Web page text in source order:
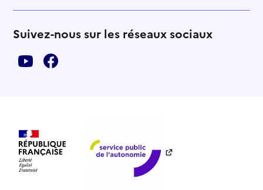
Suivez-nous sur les réseaux sociaux